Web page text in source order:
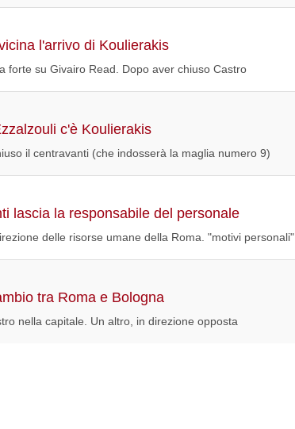
l'arrivo di Koulierakis
forte su Givairo Read. Dopo aver chiuso Castro
c'è Koulierakis
il centravanti (che indosserà la maglia numero 9)
lascia la responsabile del personale
delle risorse umane della Roma. "motivi personali"
tra Roma e Bologna
nella capitale. Un altro, in direzione opposta